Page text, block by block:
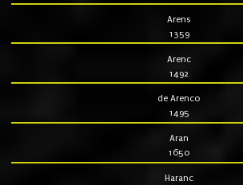
Arens
1359
Arenc
1492
de Arenco
1495
Aran
1650
Haranc